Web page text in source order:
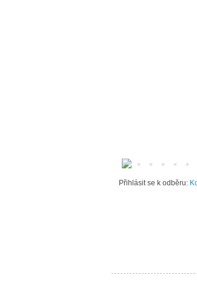
Přihlásit se k odběru: